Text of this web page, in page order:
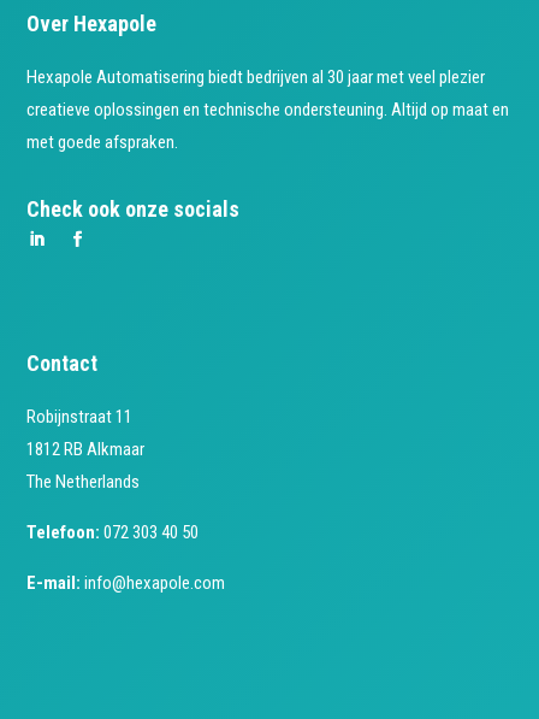
Over Hexapole
Hexapole Automatisering biedt bedrijven al 30 jaar met veel plezier
creatieve oplossingen en technische ondersteuning. Altijd op maat en
met goede afspraken.
Check ook onze socials
Contact
Robijnstraat 11
1812 RB Alkmaar
The Netherlands
Telefoon: 072 303 40 50
E-mail: info@hexapole.com